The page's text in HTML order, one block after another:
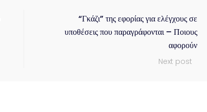
“Γκάζι” της εφορίας για ελέγχους σε
υποθέσεις που παραγράφονται – Ποιους
αφορούν
Next post